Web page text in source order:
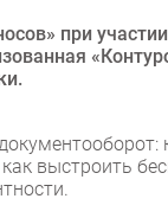
при
выстроить